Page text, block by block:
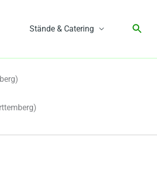
Stände & Catering